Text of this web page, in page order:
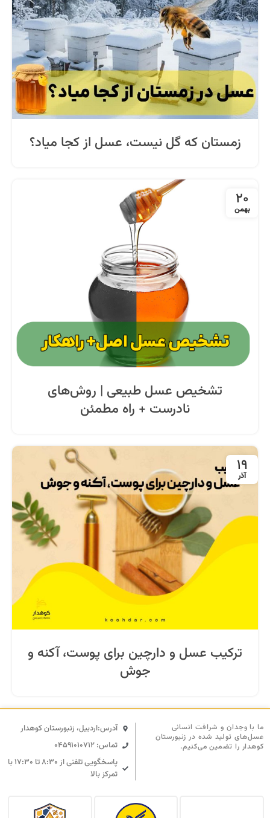
زمستان که گل نیست، عسل از کجا میاد؟
20
بهمن
تشخیص عسل طبیعی | روش‌های
نادرست + راه مطمئن
19
آذر
ترکیب عسل و دارچین برای پوست، آکنه و
جوش
آدرس:اردبیل، زنبورستان کوهدار
تماس: 04591010712
پاسخگویی تلفنی از ۸:۳۰ تا ۱۷:۳۰ با
تمرکز بالا
ما با وجدان و شرافت انسانی
عسل‌های تولید شده در زنبورستان
کوهدار را تضمین می‌کنیم.